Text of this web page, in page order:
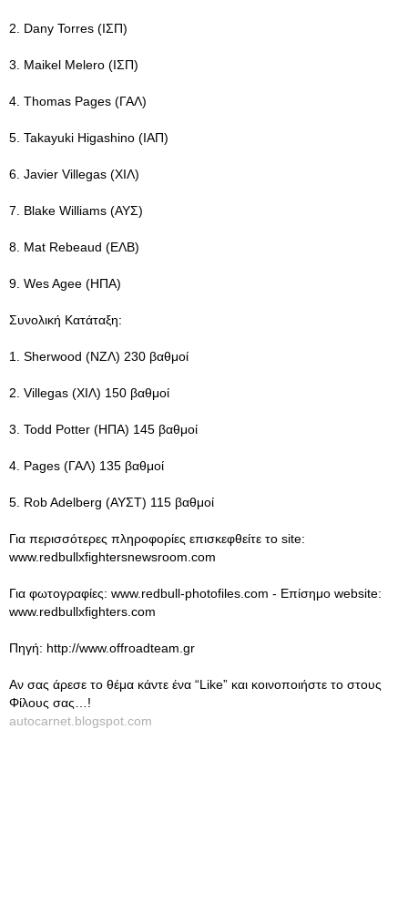
2. Dany Torres (ΙΣΠ)
3. Maikel Melero (ΙΣΠ)
4. Thomas Pages (ΓΑΛ)
5. Takayuki Higashino (ΙΑΠ)
6. Javier Villegas (ΧΙΛ)
7. Blake Williams (ΑΥΣ)
8. Mat Rebeaud (ΕΛΒ)
9. Wes Agee (ΗΠΑ)
Συνολική Κατάταξη:
1. Sherwood (ΝΖΛ) 230 βαθμοί
2. Villegas (ΧΙΛ) 150 βαθμοί
3. Todd Potter (ΗΠΑ) 145 βαθμοί
4. Pages (ΓΑΛ) 135 βαθμοί
5. Rob Adelberg (ΑΥΣΤ) 115 βαθμοί
Για περισσότερες πληροφορίες επισκεφθείτε το site:
www.redbullxfightersnewsroom.com
Για φωτογραφίες: www.redbull-photofiles.com - Επίσημο website:
www.redbullxfighters.com
Πηγή: http://www.offroadteam.gr
Αν σας άρεσε το θέμα κάντε ένα “Like” και κοινοποιήστε το στους
Φίλους σας…!
autocarnet.blogspot.com